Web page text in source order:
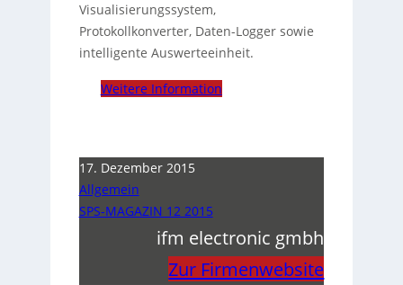
Visualisierungssystem,
Protokollkonverter, Daten-Logger sowie
intelligente Auswerteeinheit.
Weitere Information
17. Dezember 2015
Allgemein
SPS-MAGAZIN 12 2015
ifm electronic gmbh
Zur Firmenwebsite